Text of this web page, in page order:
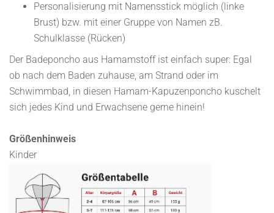
Personalisierung mit Namensstick möglich (linke
Brust) bzw. mit einer Gruppe von Namen zB.
Schulklasse (Rücken)
Der Badeponcho aus Hamamstoff ist einfach super: Egal
ob nach dem Baden zuhause, am Strand oder im
Schwimmbad, in diesen Hamam-Kapuzenponcho kuschelt
sich jedes Kind und Erwachsene gerne hinein!
Größenhinweis
Kinder